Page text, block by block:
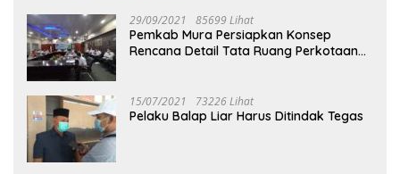
29/09/2021 85699 Lihat
Pemkab Mura Persiapkan Konsep
Rencana Detail Tata Ruang Perkotaan
15/07/2021 73226 Lihat
Pelaku Balap Liar Harus Ditindak Tegas